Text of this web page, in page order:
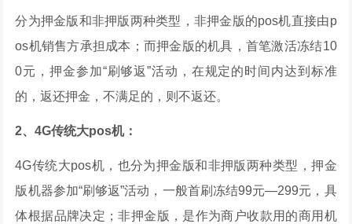
分为押金版和非押版两种类型，非押金版的pos机直接由p
os机销售方承担成本；而押金版的机具，首笔激活冻结10
0元，押金参加“刷够返”活动，在规定的时间内达到标准
的，返还押金，不满足的，则不返还。
2、4G传统大pos机：
4G传统大pos机，也分为押金版和非押版两种类型，押金
版机器参加“刷够返”活动，一般首刷冻结99元—299元，具
体根据品牌决定；非押金版，是作为商户收款用的商用机